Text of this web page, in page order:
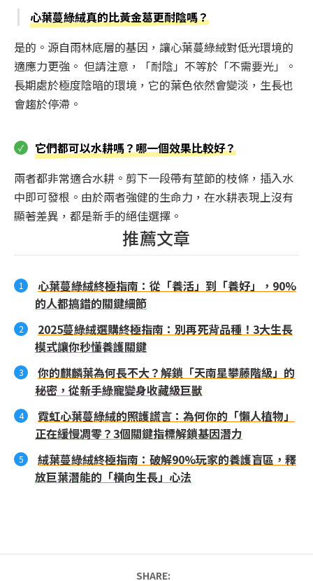
心葉蔓綠絨真的比黃金葛更耐陰嗎？
是的。源自雨林底層的基因，讓心葉蔓綠絨對低光環境的
適應力更強。 但請注意，「耐陰」不等於「不需要光」。
長期處於極度陰暗的環境，它的葉色依然會變淡，生長也
會趨於停滯。
它們都可以水耕嗎？哪一個效果比較好？
兩者都非常適合水耕。剪下一段帶有莖節的枝條，插入水
中即可發根。由於兩者強健的生命力，在水耕表現上沒有
顯著差異，都是新手的絕佳選擇。
推薦文章
心葉蔓綠絨終極指南：從「養活」到「養好」，90%
的人都搞錯的關鍵細節
2025蔓綠絨選購終極指南：別再死背品種！3大生長
模式讓你秒懂養護關鍵
你的麒麟葉為何長不大？解鎖「天南星攀藤階級」的
秘密，從新手綠寵變身收藏級巨獸
霓虹心葉蔓綠絨的照護謊言：為何你的「懶人植物」
正在緩慢凋零？3個關鍵指標解鎖基因潛力
絨葉蔓綠絨終極指南：破解90%玩家的養護盲區，釋
放巨葉潛能的「橫向生長」心法
SHARE: